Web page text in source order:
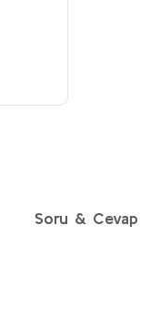
Soru & Cevap